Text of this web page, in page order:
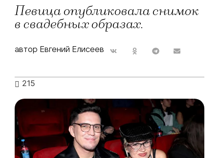
Певица опубликовала снимок
в свадебных образах.
автор Евгений Елисеев
215